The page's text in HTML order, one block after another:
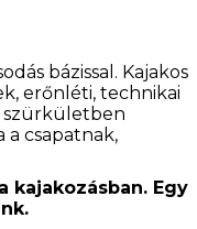
bázissal. Kajakos
erőnléti, technikai
szürkületben
a csapatnak,
kajakozásban. Egy